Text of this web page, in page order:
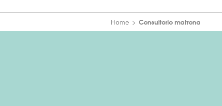
Home Consultorio matrona